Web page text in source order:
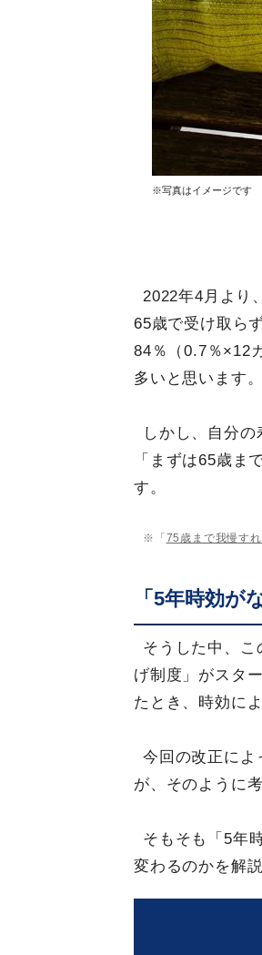
※写真はイメージです
2022年4月より
65歳で受け取ら
84％（0.7％×12
多いと思います。
しかし、自分
「まずは65歳ま
す。
※「 75歳まで我慢す
「5年時効
そうした中、
げ制度」がスタ
たとき、時効に
今回の改正によ
が、そのように
そもそも「5年
変わるのかを解